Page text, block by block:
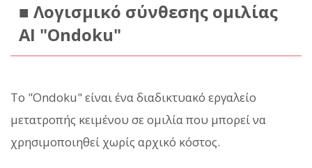
■ Λογισμικό σύνθεσης ομιλίας
AI "Ondoku"
Το "Ondoku" είναι ένα διαδικτυακό εργαλείο
μετατροπής κειμένου σε ομιλία που μπορεί να
χρησιμοποιηθεί χωρίς αρχικό κόστος.